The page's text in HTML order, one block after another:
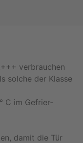
ver­brau­chen
sol­che der Klas­se
C im Ge­frier­
damit die Tür